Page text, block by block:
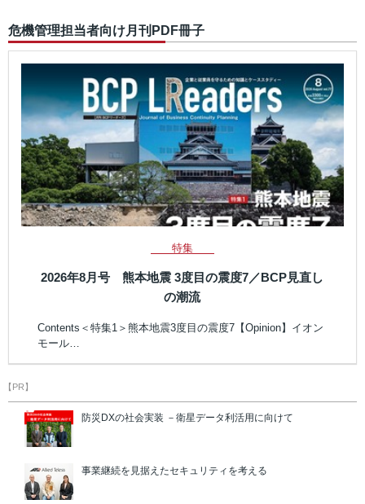
危機管理担当者向け月刊PDF冊子
特集
2026年8月号 熊本地震 3度目の震度7／BCP見直し
の潮流
Contents＜特集1＞熊本地震3度目の震度7【Opinion】イオン
モール…
【PR】
防災DXの社会実装 －衛星データ利活用に向けて
事業継続を見据えたセキュリティを考える